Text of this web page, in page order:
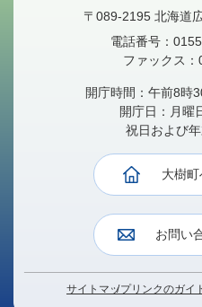
〒089-2195 北海道
電話番号：
ファックス：
開庁時間：午前8時
開庁日：月
祝日および
大樹
お問い
サイトマップリンクのガイ